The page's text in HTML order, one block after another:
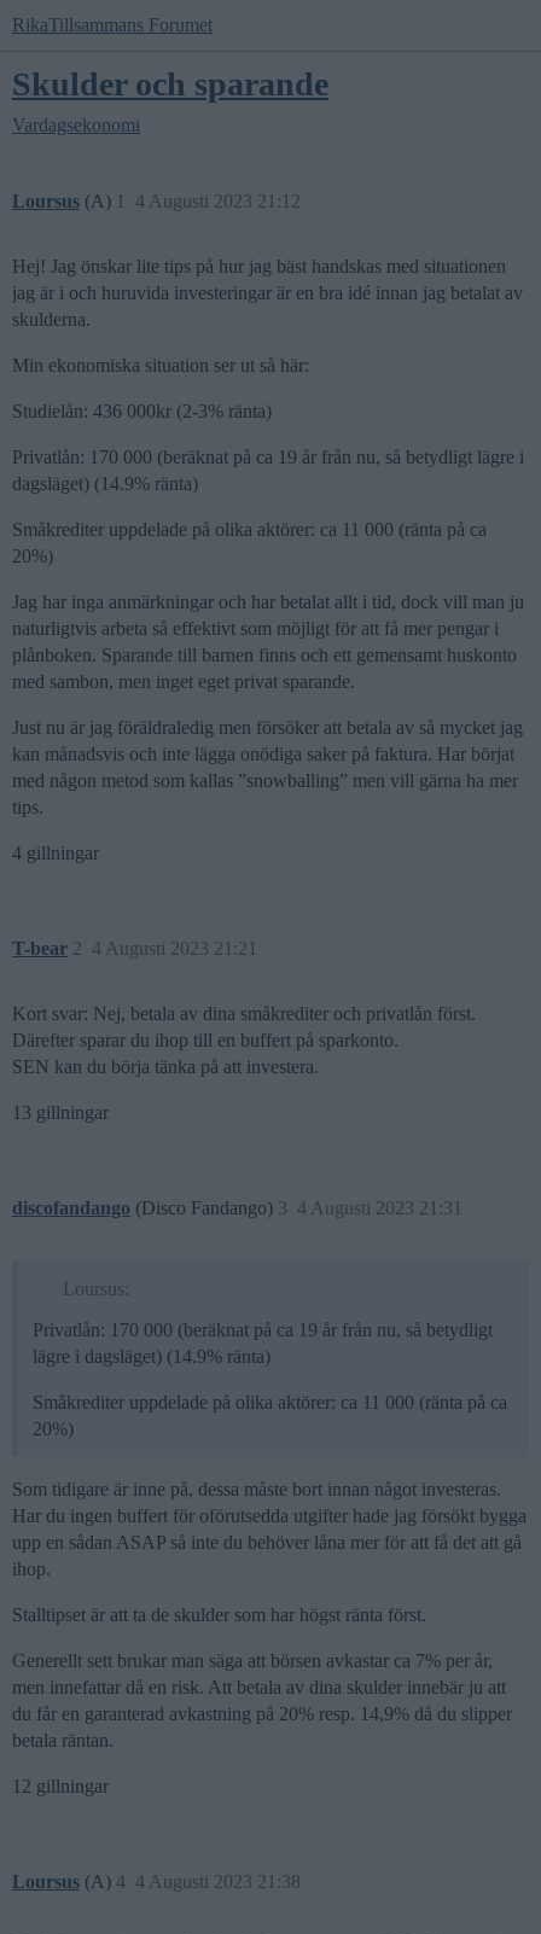
RikaTillsammans Forumet
Skulder och sparande
Vardagsekonomi
Loursus (A) 4 Augusti 2023 21:12
1
Hej! Jag önskar lite tips på hur jag bäst handskas med situationen
jag är i och huruvida investeringar är en bra idé innan jag betalat av
skulderna.
Min ekonomiska situation ser ut så här:
Studielån: 436 000kr (2-3% ränta)
Privatlån: 170 000 (beräknat på ca 19 år från nu, så betydligt lägre i
dagsläget) (14.9% ränta)
Småkrediter uppdelade på olika aktörer: ca 11 000 (ränta på ca
20%)
Jag har inga anmärkningar och har betalat allt i tid, dock vill man ju
naturligtvis arbeta så effektivt som möjligt för att få mer pengar i
plånboken. Sparande till barnen finns och ett gemensamt huskonto
med sambon, men inget eget privat sparande.
Just nu är jag föräldraledig men försöker att betala av så mycket jag
kan månadsvis och inte lägga onödiga saker på faktura. Har börjat
med någon metod som kallas ”snowballing” men vill gärna ha mer
tips.
4 gillningar
T-bear 4 Augusti 2023 21:21
2
Kort svar: Nej, betala av dina småkrediter och privatlån först.
Därefter sparar du ihop till en buffert på sparkonto.
SEN kan du börja tänka på att investera.
13 gillningar
discofandango (Disco Fandango) 4 Augusti 2023 21:31
3
Loursus:
Privatlån: 170 000 (beräknat på ca 19 år från nu, så betydligt
lägre i dagsläget) (14.9% ränta)
Småkrediter uppdelade på olika aktörer: ca 11 000 (ränta på ca
20%)
Som tidigare är inne på, dessa måste bort innan något investeras.
Har du ingen buffert för oförutsedda utgifter hade jag försökt bygga
upp en sådan ASAP så inte du behöver låna mer för att få det att gå
ihop.
Stalltipset är att ta de skulder som har högst ränta först.
Generellt sett brukar man säga att börsen avkastar ca 7% per år,
men innefattar då en risk. Att betala av dina skulder innebär ju att
du får en garanterad avkastning på 20% resp. 14,9% då du slipper
betala räntan.
12 gillningar
Loursus (A) 4 Augusti 2023 21:38
4